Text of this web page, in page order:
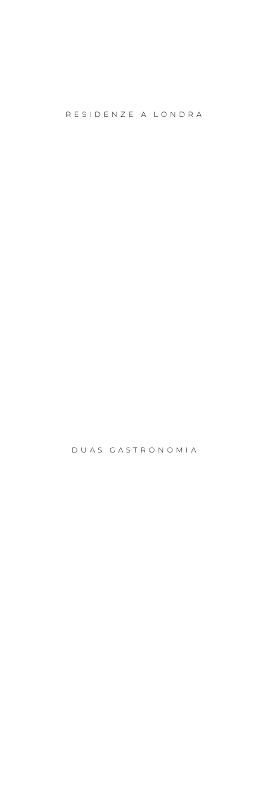
RESIDENZE A LONDRA
DUAS GASTRONOMIA